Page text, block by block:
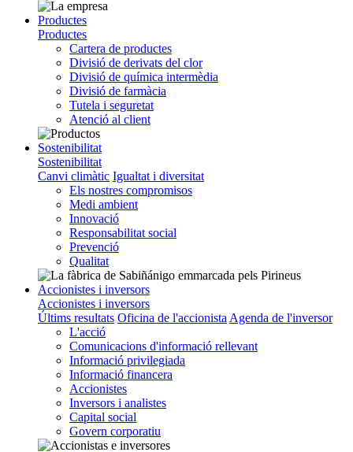
Productes
Productes
Cartera de productes
Divisió de derivats del clor
Divisió de química intermèdia
Divisió de farmàcia
Tutela i seguretat
Atenció al client
Sostenibilitat
Sostenibilitat
Canvi climàtic Igualtat i diversitat
Els nostres compromisos
Medi ambient
Innovació
Responsabilitat social
Prevenció
Qualitat
Accionistes i inversors
Accionistes i inversors
Últims resultats Oficina de l'accionista Agenda de l'inversor
L'acció
Comunicacions d'informació rellevant
Informació privilegiada
Informació financera
Accionistes
Inversors i analistes
Capital social
Govern corporatiu